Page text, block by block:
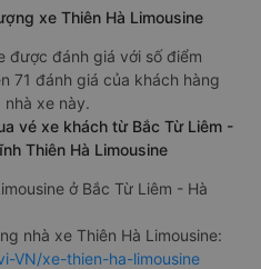
xe Thiên Hà Limousine
được đánh giá với số điểm
71 đánh giá của khách hàng
xe này.
vé xe khách từ Bắc Từ Liêm -
Thiên Hà Limousine
ở Bắc Từ Liêm - Hà
nhà xe Thiên Hà Limousine:
VN/xe-thien-ha-limousine